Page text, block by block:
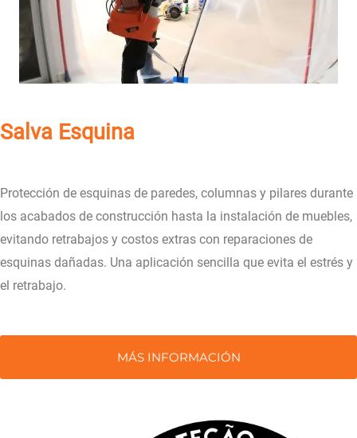
Salva Esquina
Protección de esquinas de paredes, columnas y pilares durante
los acabados de construcción hasta la instalación de muebles,
evitando retrabajos y costos extras con reparaciones de
esquinas dañadas. Una aplicación sencilla que evita el estrés y
el retrabajo.
MÁS INFORMACIÓN